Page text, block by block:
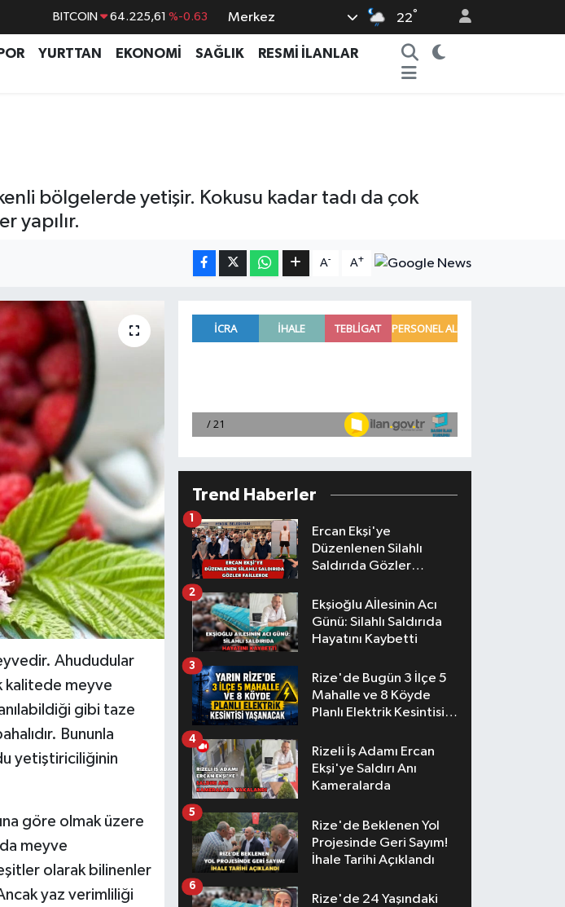
DOLAR 47,6704 %0
EURO 55,0406 %-0.08
Merkez 22°
YURTTAN EKONOMİ SAĞLIK
RESMİ İLANLAR
bölgelerde yetişir. Kokusu kadar tadı da çok
yapılır.
A- A+
Ahududular
kalitede meyve
gibi taze
Bununla
yetiştiriciliğinin
göre olmak üzere
meyve
olarak bilinenler
yaz verimliliği
Trend Haberler
Ercan Ekşi'ye
Düzenlenen Silahlı
Saldırıda Gözler
1
Ekşioğlu Aİlesinin Acı
Günü: Silahlı Saldırıda
Hayatını Kaybetti
2
Rize'de Bugün 3 İlçe 5
Mahalle ve 8 Köyde
Planlı Elektrik Kesintisi
3
Rizeli İş Adamı Ercan
Ekşi'ye Saldırı Anı
Kameralarda
4
Rize'de Beklenen Yol
Projesinde Geri Sayım!
İhale Tarihi Açıklandı
5
Rize'de 24 Yaşındaki
6